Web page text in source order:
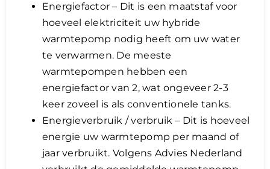
Energiefactor – Dit is een maatstaf voor
hoeveel elektriciteit uw hybride
warmtepomp nodig heeft om uw water
te verwarmen. De meeste
warmtepompen hebben een
energiefactor van 2, wat ongeveer 2-3
keer zoveel is als conventionele tanks.
Energieverbruik / verbruik – Dit is hoeveel
energie uw warmtepomp per maand of
jaar verbruikt. Volgens Advies Nederland